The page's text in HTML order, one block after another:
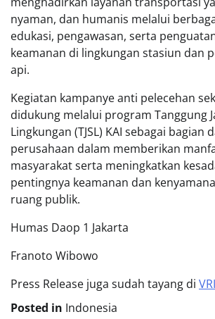
nyaman, dan humanis melalui
edukasi, pengawasan, serta
keamanan di lingkungan stasiun dan
api.
Kegiatan kampanye anti pelecehan
didukung melalui program Tanggung
Lingkungan (TJSL) KAI sebagai bagian
perusahaan dalam memberikan
masyarakat serta meningkatkan
pentingnya keamanan dan
ruang publik.
Humas Daop 1 Jakarta
Franoto Wibowo
Press Release juga sudah tayang di
Posted in Indonesia